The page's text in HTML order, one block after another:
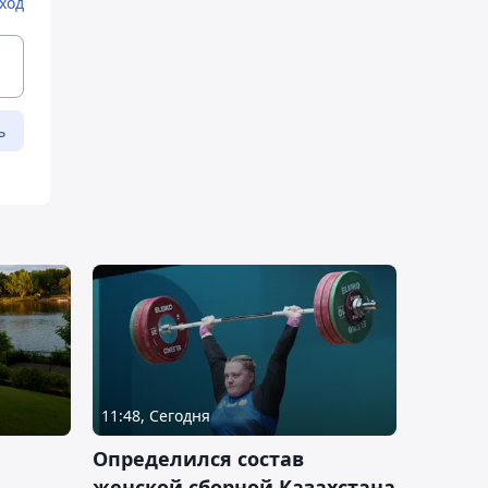
11:48, Сегодня
Определился состав